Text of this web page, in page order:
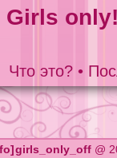
Girls only!
Что это? •
girls_only_off @